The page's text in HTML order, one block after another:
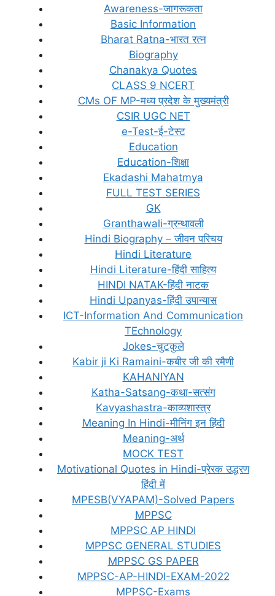
Awareness-जागरूकता
Basic Information
Bharat Ratna-भारत रत्न
Biography
Chanakya Quotes
CLASS 9 NCERT
CMs OF MP-मध्य प्रदेश के मुख्यमंत्री
CSIR UGC NET
e-Test-ई-टेस्ट
Education
Education-शिक्षा
Ekadashi Mahatmya
FULL TEST SERIES
GK
Granthawali-ग्रन्थावली
Hindi Biography – जीवन परिचय
Hindi Literature
Hindi Literature-हिंदी साहित्य
HINDI NATAK-हिंदी नाटक
Hindi Upanyas-हिंदी उपान्यास
ICT-Information And Communication
TEchnology
Jokes-चुटकुले
Kabir ji Ki Ramaini-कबीर जी की रमैणी
KAHANIYAN
Katha-Satsang-कथा-सत्संग
Kavyashastra-काव्यशास्त्र
Meaning In Hindi-मीनिंग इन हिंदी
Meaning-अर्थ
MOCK TEST
Motivational Quotes in Hindi-प्रेरक उद्धरण
हिंदी में
MPESB(VYAPAM)-Solved Papers
MPPSC
MPPSC AP HINDI
MPPSC GENERAL STUDIES
MPPSC GS PAPER
MPPSC-AP-HINDI-EXAM-2022
MPPSC-Exams